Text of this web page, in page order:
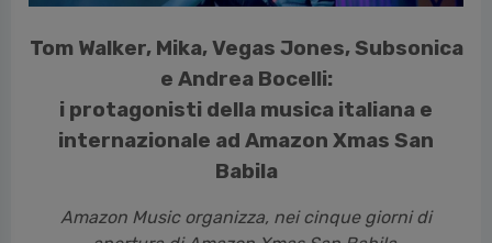
Tom Walker, Mika, Vegas Jones, Subsonica
e Andrea Bocelli:
i protagonisti della musica italiana e
internazionale ad Amazon Xmas San
Babila
Amazon Music organizza, nei cinque giorni di